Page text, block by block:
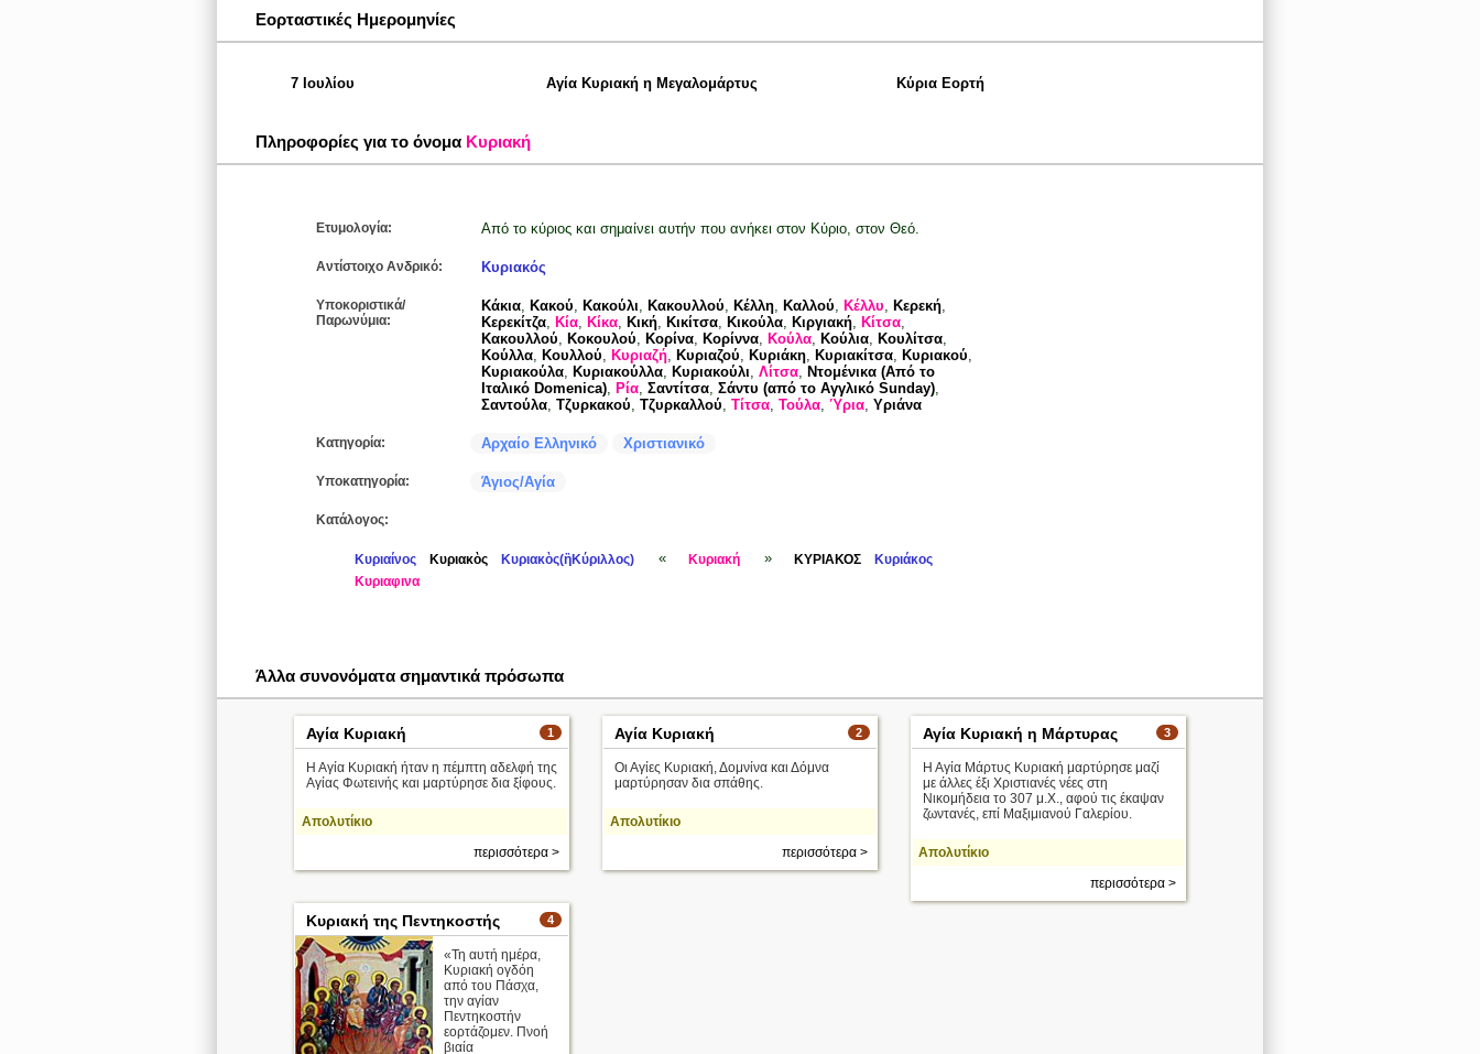
Εορταστικές Ημερομηνίες
7 Ιουλίου Αγία Κυριακή η Μεγαλομάρτυς Κύρια Εορτή
Πληροφορίες για το όνομα Κυριακή
Ετυμολογία: Από το κύριος και σημαίνει αυτήν που ανήκει στον Κύριο, στον Θεό.
Αντίστοιχο Ανδρικό: Κυριακός
Υποκοριστικά/
Παρωνύμια:
Κάκια, Κακού, Κακούλι, Κακουλλού, Κέλλη, Καλλού, Κέλλυ, Κερεκή,
Κερεκίτζα, Κία, Κίκα, Κική, Κικίτσα, Κικούλα, Κιργιακή, Κίτσα,
Κακουλλού, Κοκουλού, Κορίνα, Κορίννα, Κούλα, Κούλια, Κουλίτσα,
Κούλλα, Κουλλού, Κυριαζή, Κυριαζού, Κυριάκη, Κυριακίτσα, Κυριακού,
Κυριακούλα, Κυριακούλλα, Κυριακούλι, Λίτσα, Ντομένικα (Από το
Ιταλικό Domenica), Ρία, Σαντίτσα, Σάντυ (από το Αγγλικό Sunday),
Σαντούλα, Τζυρκακού, Τζυρκαλλού, Τίτσα, Τούλα, Ύρια, Υριάνα
Κατηγορία: Αρχαίο Ελληνικό Χριστιανικό
Υποκατηγορία: Άγιος/Αγία
Κατάλογος:
Κυριαίνος Κυριακὸς Κυριακὸς(ἢΚύριλλος) « Κυριακή » ΚΥΡΙΑΚΟΣ
Κυριάκος
Κυριαφινα
Άλλα συνονόματα σημαντικά πρόσωπα
1
Αγία Κυριακή
Η Αγία Κυριακή ήταν η πέμπτη αδελφή της
Αγίας Φωτεινής και μαρτύρησε δια ξίφους.
Απολυτίκιο
περισσότερα >
2
Αγία Κυριακή
Οι Αγίες Κυριακή, Δομνίνα και Δόμνα
μαρτύρησαν δια σπάθης.
Απολυτίκιο
περισσότερα >
3
Αγία Κυριακή η Μάρτυρας
Η Αγία Μάρτυς Κυριακή μαρτύρησε μαζί
με άλλες έξι Χριστιανές νέες στη
Νικομήδεια το 307 μ.Χ., αφού τις έκαψαν
ζωντανές, επί Μαξιμιανού Γαλερίου.
Απολυτίκιο
περισσότερα >
4
Κυριακή της Πεντηκοστής
«Τη αυτή ημέρα,
Κυριακή ογδόη
από του Πάσχα,
την αγίαν
Πεντηκοστήν
εορτάζομεν. Πνοή
βιαία